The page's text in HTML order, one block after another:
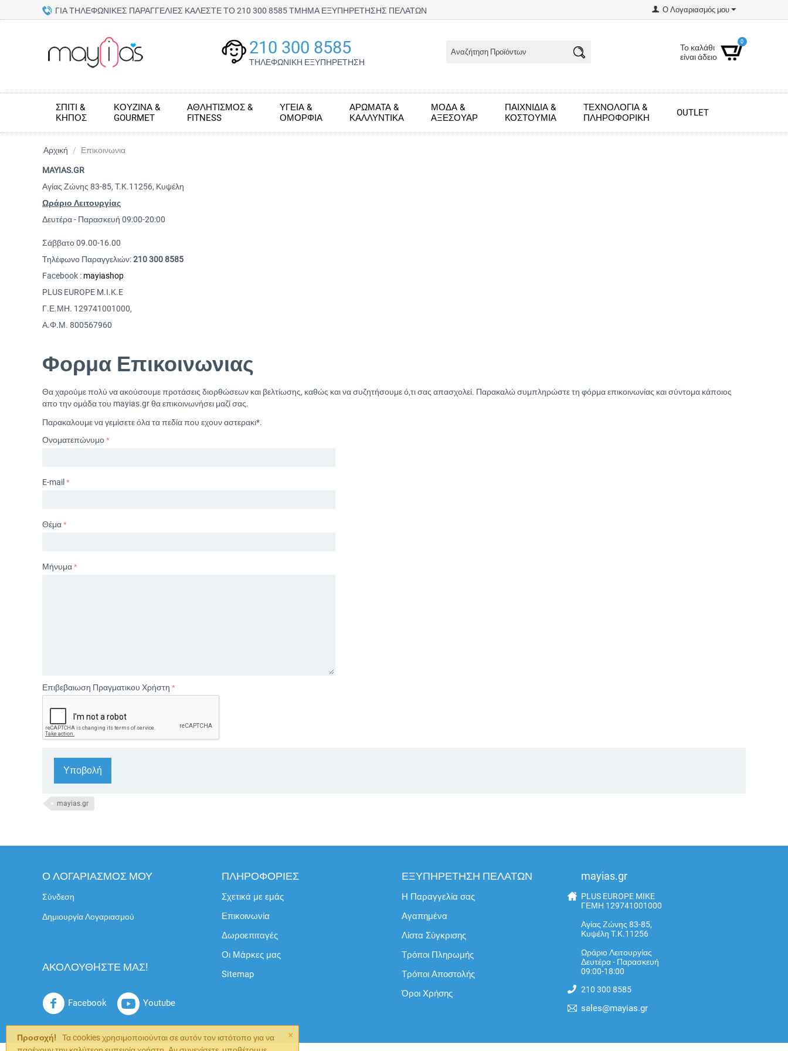
×
Προσοχή!
Τα cookies χρησιμοποιούνται σε αυτόν τον ιστότοπο για να
ΓΙΑ ΤΗΛΕΦΩΝΙΚΕΣ ΠΑΡΑΓΓΕΛΙΕΣ ΚΑΛΕΣΤΕ ΤΟ 210 300 8585 ΤΜΗΜΑ ΕΞΥΠΗΡΕΤΗΣΗΣ ΠΕΛΑΤΩΝ Ο Λογαριασμός μου
210 300 8585
ΤΗΛΕΦΩΝΙΚΗ ΕΞΥΠΗΡΕΤΗΣΗ
Το καλάθι
είναι άδειο
0
ΣΠΊΤΙ &
ΚΉΠΟΣ
ΚΟΥΖΊΝΑ &
GOURMET
ΑΘΛΗΤΙΣΜΌΣ &
FITNESS
ΥΓΕΊΑ &
ΟΜΟΡΦΙΆ
ΑΡΏΜΑΤΑ &
ΚΑΛΛΥΝΤΙΚΆ
ΜΌΔΑ &
ΑΞΕΣΟΥΆΡ
ΠΑΙΧΝΊΔΙΑ &
KΟΣΤΟΎΜΙΑ
ΤΕΧΝΟΛΟΓΊΑ &
ΠΛΗΡΟΦΟΡΙΚΉ
OUTLET
Αρχική / Επικοινωνια
MAYIAS.GR
Αγίας Ζώνης 83-85, T.K.11256, Κυψέλη
Ωράριο Λειτουργίας
Δευτέρα - Παρασκευή 09:00-20:00
Σάββατο 09.00-16.00
Τηλέφωνο Παραγγελιών:210 300 8585
Facebook : mayiashop
PLUS EUROPE M.I.K.E
Γ.Ε.ΜΗ. 129741001000,
Α.Φ.Μ. 800567960
Φορμα Επικοινωνιας
Θα χαρούμε πολύ να ακούσουμε προτάσεις διορθώσεων και βελτίωσης, καθώς και να συζητήσουμε ό,τι σας απασχολεί. Παρακαλώ συμπληρώστε τη φόρμα επικοινωνίας και σύντομα κάποιος
απο την ομάδα του mayias.gr θα επικοινωνήσει μαζί σας.
Παρακαλουμε να γεμίσετε όλα τα πεδία που εχουν αστερακι*.
Ονοματεπώνυμο
E-mail
Θέμα
Μήνυμα
Επιβεβαιωση Πραγματικου Χρήστη
Υποβολή
mayias.gr
Ο ΛΟΓΑΡΙΑΣΜΟΣ ΜΟΥ
Σύνδεση
Δημιουργία Λογαριασμού
ΑΚΟΛΟΥΘHΣΤΕ ΜΑΣ!
Facebook Youtube
ΠΛΗΡΟΦΟΡΙΕΣ
Σχετικά με εμάς
Επικοινωνία
Δωροεπιταγές
Οι Μάρκες μας
Sitemap
ΕΞΥΠΗΡΕΤΗΣΗ ΠΕΛΑΤΩΝ
Η Παραγγελία σας
Αγαπημένα
Λίστα Σύγκρισης
Τρόποι Πληρωμής
Τρόποι Αποστολής
Όροι Χρήσης
mayias.gr
PLUS EUROPE MIKE
ΓΕΜΗ 129741001000
Αγίας Ζώνης 83-85,
Κυψέλη T.K.11256
Ωράριο Λειτουργίας
Δευτέρα - Παρασκευή
09:00-18:00
210 300 8585
sales@mayias.gr